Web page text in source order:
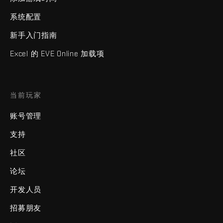
系统配置
新手入门指南
Excel 的 EVE Online 加载项
当前玩家
账号管理
支持
社区
论坛
开发人员
招募朋友